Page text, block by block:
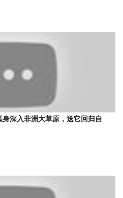
身深入非洲大草原，送它回归自